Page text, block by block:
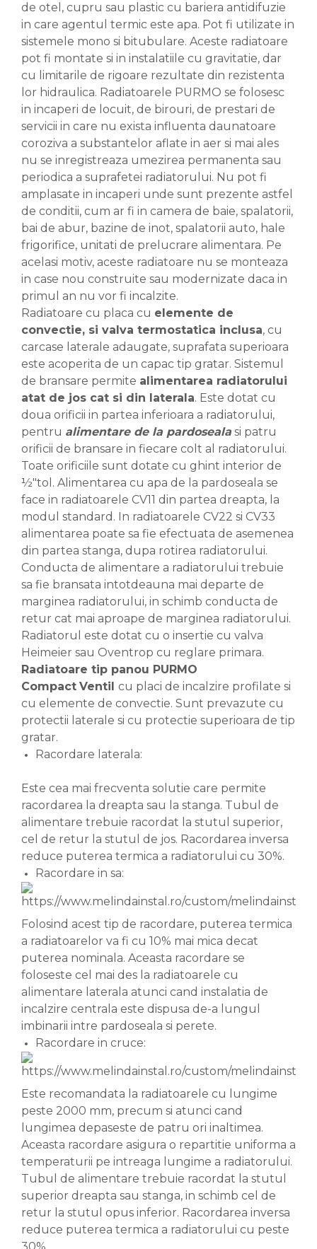
de otel, cupru sau plastic cu bariera antidifuzie
in care agentul termic este apa. Pot fi utilizate in
sistemele mono si bitubulare. Aceste radiatoare
pot fi montate si in instalatiile cu gravitatie, dar
cu limitarile de rigoare rezultate din rezistenta
lor hidraulica. Radiatoarele PURMO se folosesc
in incaperi de locuit, de birouri, de prestari de
servicii in care nu exista influenta daunatoare
coroziva a substantelor aflate in aer si mai ales
nu se inregistreaza umezirea permanenta sau
periodica a suprafetei radiatorului. Nu pot fi
amplasate in incaperi unde sunt prezente astfel
de conditii, cum ar fi in camera de baie, spalatorii,
bai de abur, bazine de inot, spalatorii auto, hale
frigorifice, unitati de prelucrare alimentara. Pe
acelasi motiv, aceste radiatoare nu se monteaza
in case nou construite sau modernizate daca in
primul an nu vor fi incalzite.
Radiatoare cu placa cu elemente de
convectie, si valva termostatica inclusa, cu
carcase laterale adaugate, suprafata superioara
este acoperita de un capac tip gratar. Sistemul
de bransare permite alimentarea radiatorului
atat de jos cat si din laterala. Este dotat cu
doua orificii in partea inferioara a radiatorului,
pentru alimentare de la pardoseala si patru
orificii de bransare in fiecare colt al radiatorului.
Toate orificiile sunt dotate cu ghint interior de
½″tol. Alimentarea cu apa de la pardoseala se
face in radiatoarele CV11 din partea dreapta, la
modul standard. In radiatoarele CV22 si CV33
alimentarea poate sa fie efectuata de asemenea
din partea stanga, dupa rotirea radiatorului.
Conducta de alimentare a radiatorului trebuie
sa fie bransata intotdeauna mai departe de
marginea radiatorului, in schimb conducta de
retur cat mai aproape de marginea radiatorului.
Radiatorul este dotat cu o insertie cu valva
Heimeier sau Oventrop cu reglare primara.
Radiatoare tip panou PURMO
Compact Ventil cu placi de incalzire profilate si
cu elemente de convectie. Sunt prevazute cu
protectii laterale si cu protectie superioara de tip
gratar.
Racordare laterala:
Este cea mai frecventa solutie care permite
racordarea la dreapta sau la stanga. Tubul de
alimentare trebuie racordat la stutul superior,
cel de retur la stutul de jos. Racordarea inversa
reduce puterea termica a radiatorului cu 30%.
Racordare in sa:
Folosind acest tip de racordare, puterea termica
a radiatoarelor va fi cu 10% mai mica decat
puterea nominala. Aceasta racordare se
foloseste cel mai des la radiatoarele cu
alimentare laterala atunci cand instalatia de
incalzire centrala este dispusa de-a lungul
imbinarii intre pardoseala si perete.
Racordare in cruce:
Este recomandata la radiatoarele cu lungime
peste 2000 mm, precum si atunci cand
lungimea depaseste de patru ori inaltimea.
Aceasta racordare asigura o repartitie uniforma a
temperaturii pe intreaga lungime a radiatorului.
Tubul de alimentare trebuie racordat la stutul
superior dreapta sau stanga, in schimb cel de
retur la stutul opus inferior. Racordarea inversa
reduce puterea termica a radiatorului cu peste